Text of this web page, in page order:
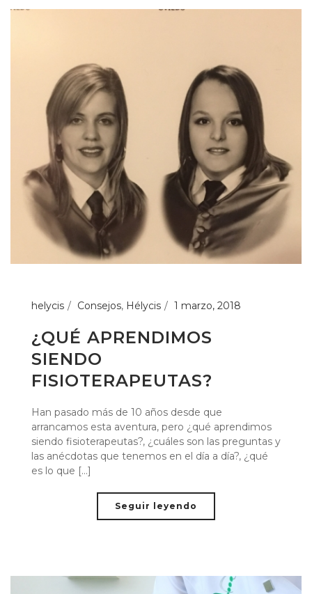
helycis Consejos, Hélycis 1 marzo, 2018
¿QUÉ APRENDIMOS
SIENDO
FISIOTERAPEUTAS?
Han pasado más de 10 años desde que
arrancamos esta aventura, pero ¿qué aprendimos
siendo fisioterapeutas?, ¿cuáles son las preguntas y
las anécdotas que tenemos en el día a día?, ¿qué
es lo que [...]
Seguir leyendo